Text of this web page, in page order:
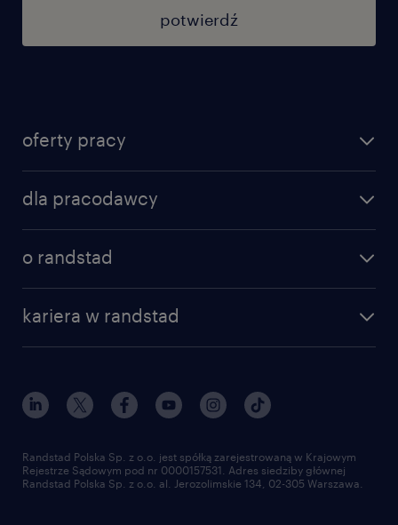
potwierdź
oferty pracy
specjalizacje
praca w amazon
dla pracodawcy
o randstad
dla mediów
dla dostawców
kariera w randstad
nasz świat
pracuj w randstad
złóż CV
Randstad Polska Sp. z o.o. jest spółką zarejestrowaną w Krajowym
Rejestrze Sądowym pod nr 0000157531. Adres siedziby głównej
Randstad Polska Sp. z o.o. al. Jerozolimskie 134, 02-305 Warszawa.